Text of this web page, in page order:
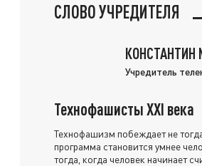
СЛОВО УЧРЕДИТЕЛЯ
КОНСТАНТИН
Учредитель
Технофашисты XXI века
Технофашизм побеждает не
программа становится умнее
тогда, когда человек начинает